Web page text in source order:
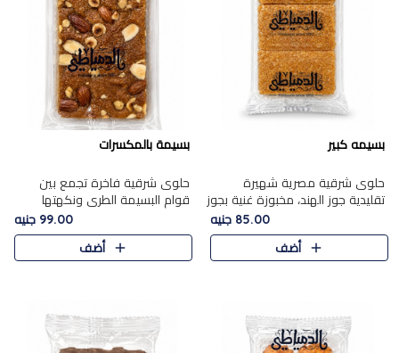
بسيمه كبير
حلوى شرقية مصرية شهيرة
تقليدية جوز الهند، مخبوزة غنية بجوز
الهند، بلمسه ذهبية وتتميز بقوامها
المرمل وطعمها اللذيذ الذي يشبه
البسبوسة. تُخبز..
85.00 جنيه
أضف
بسيمة بالمكسرات
حلوى شرقية فاخرة تجمع بين
قوام البسيمة الطري ونكهتها
الغنية، مزينة بتشكيلة مختارة من
اللوز والبندق والمكسرات الفاخرة.
مزيج متوازن من القوام ..
99.00 جنيه
أضف